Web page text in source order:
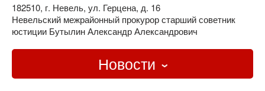
182510, г. Невель, ул. Герцена, д. 16
Невельский межрайонный прокурор старший советник
юстиции Бутылин Александр Александрович
Новости